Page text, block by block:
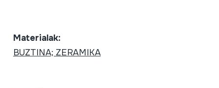
Materialak:
BUZTINA; ZERAMIKA